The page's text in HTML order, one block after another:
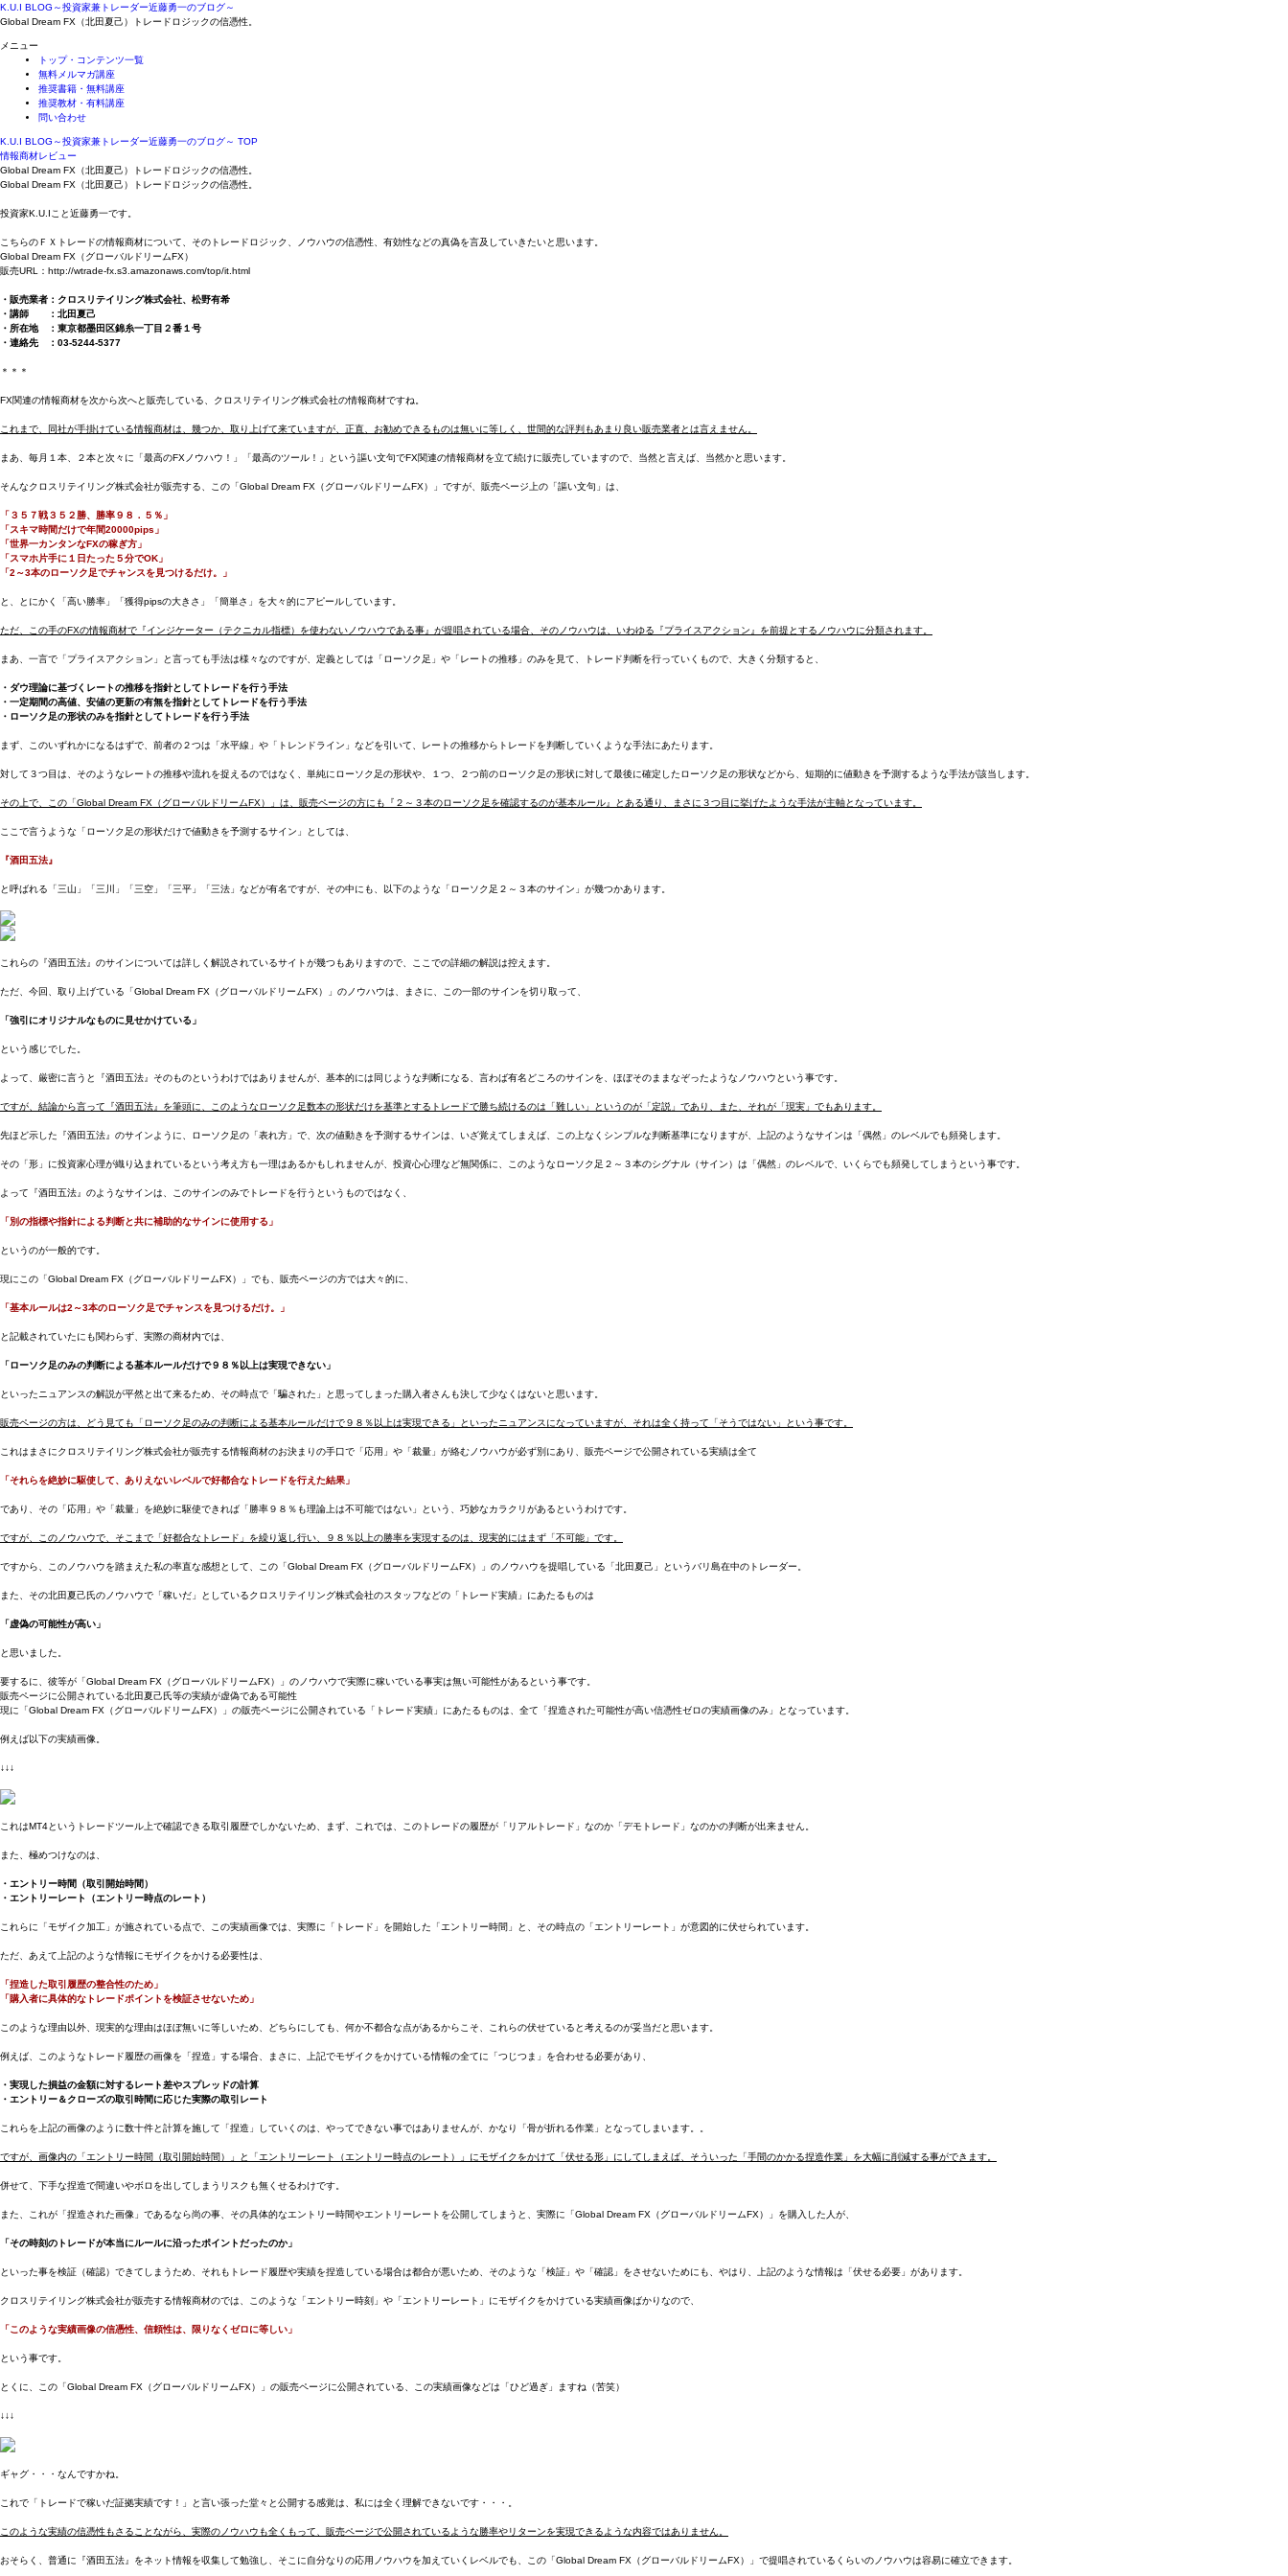
K.U.I BLOG～投資家兼トレーダー近藤勇一のブログ～
Global Dream FX（北田夏己）トレードロジックの信憑性。
メニュー
トップ・コンテンツ一覧
無料メルマガ講座
推奨書籍・無料講座
推奨教材・有料講座
問い合わせ
K.U.I BLOG～投資家兼トレーダー近藤勇一のブログ～ TOP
情報商材レビュー
Global Dream FX（北田夏己）トレードロジックの信憑性。
Global Dream FX（北田夏己）トレードロジックの信憑性。
投資家K.U.Iこと近藤勇一です。
こちらのＦＸトレードの情報商材について、そのトレードロジック、ノウハウの信憑性、有効性などの真偽を言及していきたいと思います。
Global Dream FX（グローバルドリームFX）
販売URL：http://wtrade-fx.s3.amazonaws.com/top/it.html
・販売業者：クロスリテイリング株式会社、松野有希
・講師 ：北田夏己
・所在地 ：東京都墨田区錦糸一丁目２番１号
・連絡先 ：03-5244-5377
＊＊＊
FX関連の情報商材を次から次へと販売している、クロスリテイリング株式会社の情報商材ですね。
これまで、同社が手掛けている情報商材は、幾つか、取り上げて来ていますが、正直、お勧めできるものは無いに等しく、世間的な評判もあまり良い販売業者とは言えません。
まあ、毎月１本、２本と次々に「最高のFXノウハウ！」「最高のツール！」という謳い文句でFX関連の情報商材を立て続けに販売していますので、当然と言えば、当然かと思います。
そんなクロスリテイリング株式会社が販売する、この「Global Dream FX（グローバルドリームFX）」ですが、販売ページ上の「謳い文句」は、
「３５７戦３５２勝、勝率９８．５％」
「スキマ時間だけで年間20000pips」
「世界一カンタンなFXの稼ぎ方」
「スマホ片手に１日たった５分でOK」
「2～3本のローソク足でチャンスを見つけるだけ。」
と、とにかく「高い勝率」「獲得pipsの大きさ」「簡単さ」を大々的にアピールしています。
ただ、この手のFXの情報商材で『インジケーター（テクニカル指標）を使わないノウハウである事』が提唱されている場合、そのノウハウは、いわゆる『プライスアクション』を前提とするノウハウに分類されます。
まあ、一言で「プライスアクション」と言っても手法は様々なのですが、定義としては「ローソク足」や「レートの推移」のみを見て、トレード判断を行っていくもので、大きく分類すると、
・ダウ理論に基づくレートの推移を指針としてトレードを行う手法
・一定期間の高値、安値の更新の有無を指針としてトレードを行う手法
・ローソク足の形状のみを指針としてトレードを行う手法
まず、このいずれかになるはずで、前者の２つは「水平線」や「トレンドライン」などを引いて、レートの推移からトレードを判断していくような手法にあたります。
対して３つ目は、そのようなレートの推移や流れを捉えるのではなく、単純にローソク足の形状や、１つ、２つ前のローソク足の形状に対して最後に確定したローソク足の形状などから、短期的に値動きを予測するような手法が該当します。
その上で、この「Global Dream FX（グローバルドリームFX）」は、販売ページの方にも『２～３本のローソク足を確認するのが基本ルール』とある通り、まさに３つ目に挙げたような手法が主軸となっています。
ここで言うような「ローソク足の形状だけで値動きを予測するサイン」としては、
『酒田五法』
と呼ばれる「三山」「三川」「三空」「三平」「三法」などが有名ですが、その中にも、以下のような「ローソク足２～３本のサイン」が幾つかあります。
これらの『酒田五法』のサインについては詳しく解説されているサイトが幾つもありますので、ここでの詳細の解説は控えます。
ただ、今回、取り上げている「Global Dream FX（グローバルドリームFX）」のノウハウは、まさに、この一部のサインを切り取って、
「強引にオリジナルなものに見せかけている」
という感じでした。
よって、厳密に言うと『酒田五法』そのものというわけではありませんが、基本的には同じような判断になる、言わば有名どころのサインを、ほぼそのままなぞったようなノウハウという事です。
ですが、結論から言って『酒田五法』を筆頭に、このようなローソク足数本の形状だけを基準とするトレードで勝ち続けるのは「難しい」というのが「定説」であり、また、それが「現実」でもあります。
先ほど示した『酒田五法』のサインように、ローソク足の「表れ方」で、次の値動きを予測するサインは、いざ覚えてしまえば、この上なくシンプルな判断基準になりますが、上記のようなサインは「偶然」のレベルでも頻発します。
その「形」に投資家心理が織り込まれているという考え方も一理はあるかもしれませんが、投資心心理など無関係に、このようなローソク足２～３本のシグナル（サイン）は「偶然」のレベルで、いくらでも頻発してしまうという事です。
よって『酒田五法』のようなサインは、このサインのみでトレードを行うというものではなく、
「別の指標や指針による判断と共に補助的なサインに使用する」
というのが一般的です。
現にこの「Global Dream FX（グローバルドリームFX）」でも、販売ページの方では大々的に、
「基本ルールは2～3本のローソク足でチャンスを見つけるだけ。」
と記載されていたにも関わらず、実際の商材内では、
「ローソク足のみの判断による基本ルールだけで９８％以上は実現できない」
といったニュアンスの解説が平然と出て来るため、その時点で「騙された」と思ってしまった購入者さんも決して少なくはないと思います。
販売ページの方は、どう見ても「ローソク足のみの判断による基本ルールだけで９８％以上は実現できる」といったニュアンスになっていますが、それは全く持って「そうではない」という事です。
これはまさにクロスリテイリング株式会社が販売する情報商材のお決まりの手口で「応用」や「裁量」が絡むノウハウが必ず別にあり、販売ページで公開されている実績は全て
「それらを絶妙に駆使して、ありえないレベルで好都合なトレードを行えた結果」
であり、その「応用」や「裁量」を絶妙に駆使できれば「勝率９８％も理論上は不可能ではない」という、巧妙なカラクリがあるというわけです。
ですが、このノウハウで、そこまで「好都合なトレード」を繰り返し行い、９８％以上の勝率を実現するのは、現実的にはまず「不可能」です。
ですから、このノウハウを踏まえた私の率直な感想として、この「Global Dream FX（グローバルドリームFX）」のノウハウを提唱している「北田夏己」というバリ島在中のトレーダー。
また、その北田夏己氏のノウハウで「稼いだ」としているクロスリテイリング株式会社のスタッフなどの「トレード実績」にあたるものは
「虚偽の可能性が高い」
と思いました。
要するに、彼等が「Global Dream FX（グローバルドリームFX）」のノウハウで実際に稼いでいる事実は無い可能性があるという事です。
販売ページに公開されている北田夏己氏等の実績が虚偽である可能性
現に「Global Dream FX（グローバルドリームFX）」の販売ページに公開されている「トレード実績」にあたるものは、全て「捏造された可能性が高い信憑性ゼロの実績画像のみ」となっています。
例えば以下の実績画像。
↓↓↓
これはMT4というトレードツール上で確認できる取引履歴でしかないため、まず、これでは、このトレードの履歴が「リアルトレード」なのか「デモトレード」なのかの判断が出来ません。
また、極めつけなのは、
・エントリー時間（取引開始時間）
・エントリーレート（エントリー時点のレート）
これらに「モザイク加工」が施されている点で、この実績画像では、実際に「トレード」を開始した「エントリー時間」と、その時点の「エントリーレート」が意図的に伏せられています。
ただ、あえて上記のような情報にモザイクをかける必要性は、
「捏造した取引履歴の整合性のため」
「購入者に具体的なトレードポイントを検証させないため」
このような理由以外、現実的な理由はほぼ無いに等しいため、どちらにしても、何か不都合な点があるからこそ、これらの伏せていると考えるのが妥当だと思います。
例えば、このようなトレード履歴の画像を「捏造」する場合、まさに、上記でモザイクをかけている情報の全てに「つじつま」を合わせる必要があり、
・実現した損益の金額に対するレート差やスプレッドの計算
・エントリー＆クローズの取引時間に応じた実際の取引レート
これらを上記の画像のように数十件と計算を施して「捏造」していくのは、やってできない事ではありませんが、かなり「骨が折れる作業」となってしまいます。。
ですが、画像内の「エントリー時間（取引開始時間）」と「エントリーレート（エントリー時点のレート）」にモザイクをかけて「伏せる形」にしてしまえば、そういった「手間のかかる捏造作業」を大幅に削減する事ができます。
併せて、下手な捏造で間違いやボロを出してしまうリスクも無くせるわけです。
また、これが「捏造された画像」であるなら尚の事、その具体的なエントリー時間やエントリーレートを公開してしまうと、実際に「Global Dream FX（グローバルドリームFX）」を購入した人が、
「その時刻のトレードが本当にルールに沿ったポイントだったのか」
といった事を検証（確認）できてしまうため、それもトレード履歴や実績を捏造している場合は都合が悪いため、そのような「検証」や「確認」をさせないためにも、やはり、上記のような情報は「伏せる必要」があります。
クロスリテイリング株式会社が販売する情報商材のでは、このような「エントリー時刻」や「エントリーレート」にモザイクをかけている実績画像ばかりなので、
「このような実績画像の信憑性、信頼性は、限りなくゼロに等しい」
という事です。
とくに、この「Global Dream FX（グローバルドリームFX）」の販売ページに公開されている、この実績画像などは「ひど過ぎ」ますね（苦笑）
↓↓↓
ギャグ・・・なんですかね。
これで「トレードで稼いだ証拠実績です！」と言い張った堂々と公開する感覚は、私には全く理解できないです・・・。
このような実績の信憑性もさることながら、実際のノウハウも全くもって、販売ページで公開されているような勝率やリターンを実現できるような内容ではありません。
おそらく、普通に『酒田五法』をネット情報を収集して勉強し、そこに自分なりの応用ノウハウを加えていくレベルでも、この「Global Dream FX（グローバルドリームFX）」で提唱されているくらいのノウハウは容易に確立できます。